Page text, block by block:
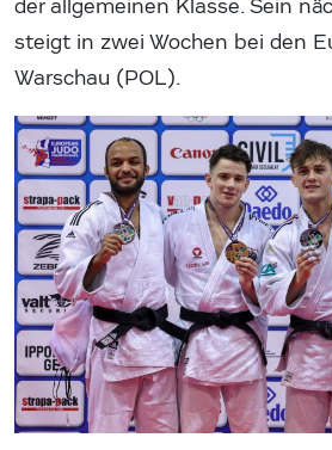
der allgemeinen Klasse. Sein
steigt in zwei Wochen bei den
Warschau (POL).